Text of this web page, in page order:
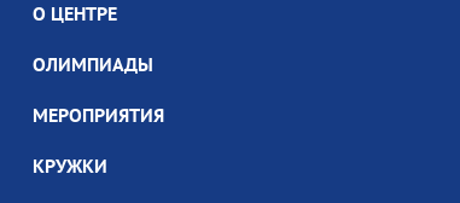
О ЦЕНТРЕ
ОЛИМПИАДЫ
МЕРОПРИЯТИЯ
КРУЖКИ